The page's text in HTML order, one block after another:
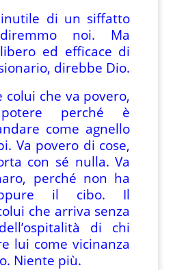
di un siffatto
noi. Ma
ed efficace di
direbbe Dio.
colui che va povero,
perché è
come agnello
Va povero di cose,
con sé nulla. Va
perché non ha
il cibo. Il
che arriva senza
di chi
lui come vicinanza
Niente più.